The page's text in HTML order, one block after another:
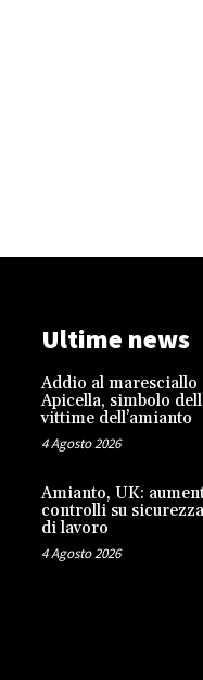
Ultime news
Addio al maresciallo
Apicella, simbolo
vittime dell’amianto
4 Agosto 2026
Amianto, UK:
controlli su
di lavoro
4 Agosto 2026